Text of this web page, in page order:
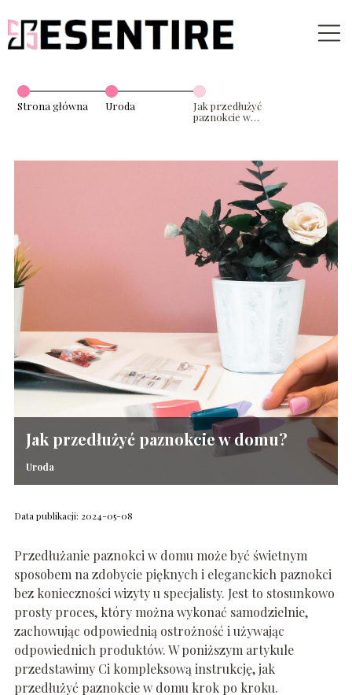
Strona główna Uroda
Jak przedłużyć
paznokcie w
Jak przedłużyć paznokcie w domu?
Uroda
Data publikacji: 2024-05-08
Przedłużanie paznokci w domu może być świetnym
sposobem na zdobycie pięknych i eleganckich paznokci
bez konieczności wizyty u specjalisty. Jest to stosunkowo
prosty proces, który można wykonać samodzielnie,
zachowując odpowiednią ostrożność i używając
odpowiednich produktów. W poniższym artykule
przedstawimy Ci kompleksową instrukcję, jak
przedłużyć paznokcie w domu krok po kroku.